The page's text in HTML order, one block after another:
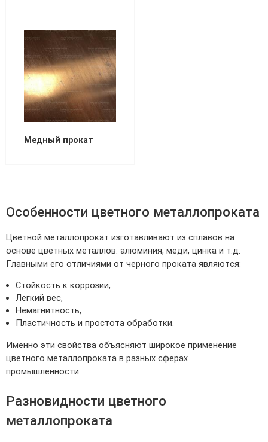
Медный прокат
Особенности цветного металлопроката
Цветной металлопрокат изготавливают из сплавов на
основе цветных металлов: алюминия, меди, цинка и т.д.
Главными его отличиями от черного проката являются:
Стойкость к коррозии,
Легкий вес,
Немагнитность,
Пластичность и простота обработки.
Именно эти свойства объясняют широкое применение
цветного металлопроката в разных сферах
промышленности.
Разновидности цветного
металлопроката